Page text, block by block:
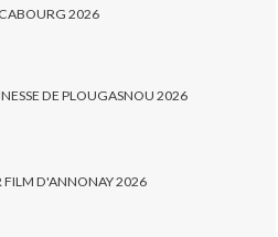
2026
DE PLOUGASNOU 2026
FILM D'ANNONAY 2026